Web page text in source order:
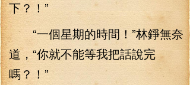
下？！”
“一個星期的時間！”林錚無奈
道，“你就不能等我把話說完
嗎？！”